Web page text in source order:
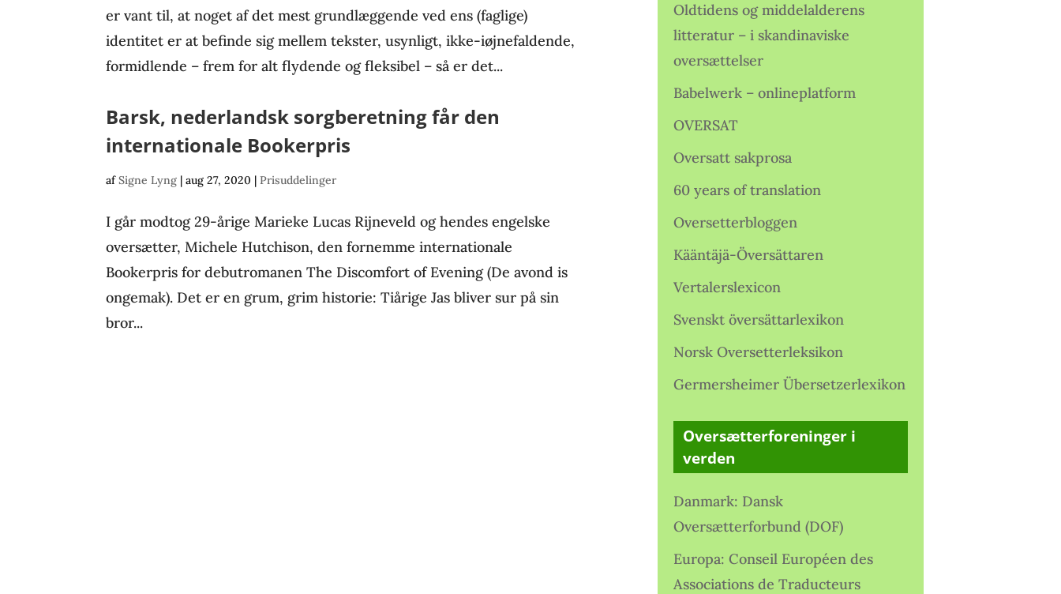
er vant til, at noget af det mest grundlæggende ved ens (faglige)
identitet er at befinde sig mellem tekster, usynligt, ikke-iøjnefaldende,
formidlende – frem for alt flydende og fleksibel – så er det...
Barsk, nederlandsk sorgberetning får den
internationale Bookerpris
afSigne Lyng |aug 27, 2020 |Prisuddelinger
I går modtog 29-årige Marieke Lucas Rijneveld og hendes engelske
oversætter, Michele Hutchison, den fornemme internationale
Bookerpris for debutromanen The Discomfort of Evening (De avond is
ongemak). Det er en grum, grim historie: Tiårige Jas bliver sur på sin
bror...
Oldtidens og middelalderens
litteratur – i skandinaviske
oversættelser
Babelwerk – onlineplatform
OVERSAT
Oversatt sakprosa
60 years of translation
Oversetterbloggen
Kääntäjä-Översättaren
Vertalerslexicon
Svenskt översättarlexikon
Norsk Oversetterleksikon
Germersheimer Übersetzerlexikon
Oversætterforeninger i
verden
Danmark: Dansk
Oversætterforbund (DOF)
Europa: Conseil Européen des
Associations de Traducteurs